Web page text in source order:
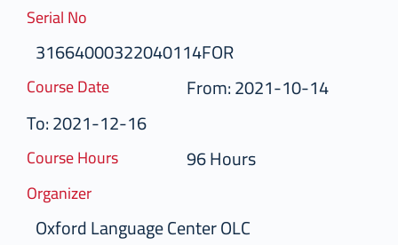
Serial No
31664000322040114FOR
Course Date
From: 2021-10-14
To: 2021-12-16
Course Hours 96 Hours
Organizer
Oxford Language Center OLC